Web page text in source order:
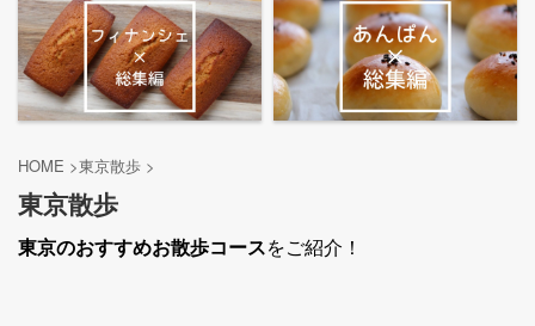
HOME >東京散歩 >
東京散歩
東京のおすすめお散歩コースをご紹介！